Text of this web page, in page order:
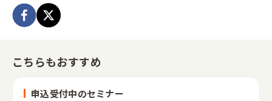
こちらもおすすめ
申込受付中のセミナー